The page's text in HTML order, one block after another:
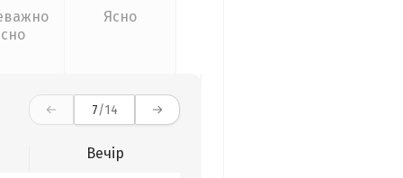
Ясно
7/14
Вечір